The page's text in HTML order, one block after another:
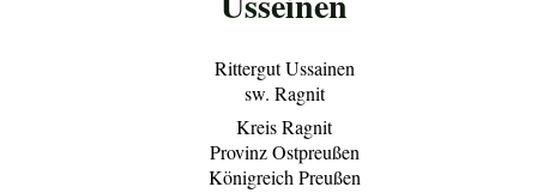
Rittergut Ussainen
sw. Ragnit
Kreis Ragnit
Provinz Ostpreußen
Königreich Preußen